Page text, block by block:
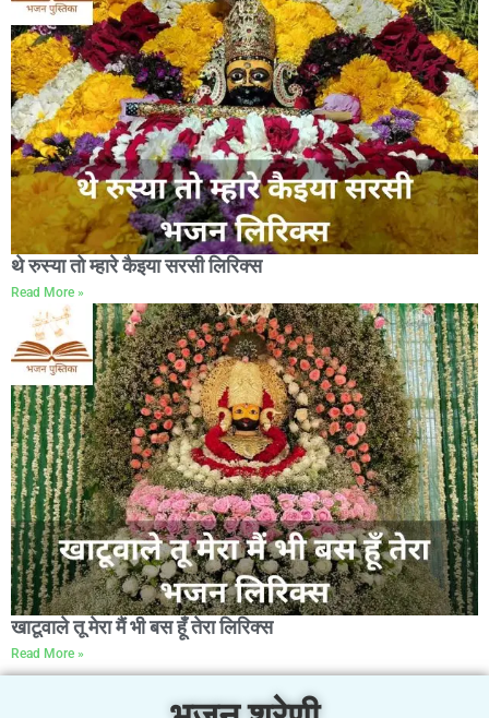
थे रुस्या तो म्हारे कैइया सरसी लिरिक्स
Read More »
खाटूवाले तू मेरा मैं भी बस हूँ तेरा लिरिक्स
Read More »